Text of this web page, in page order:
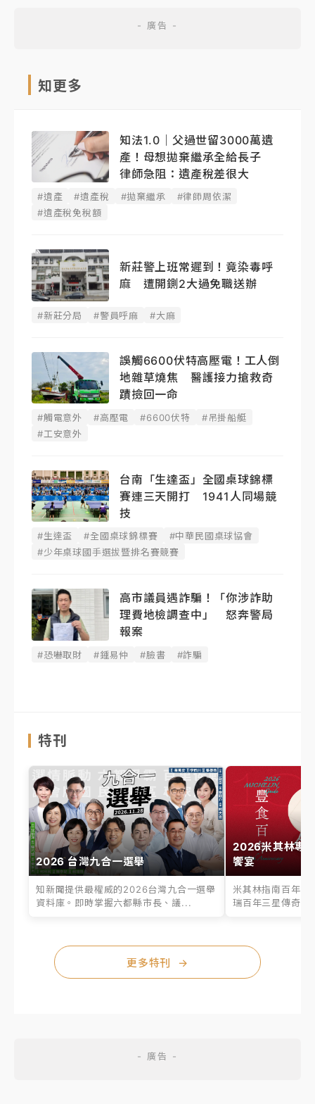
知更多
知法1.0｜父過世留3000萬遺
產！母想拋棄繼承全給長子
律師急阻：遺產稅差很大
#遺產 #遺產稅 #拋棄繼承
#律師周依潔
#遺產稅免稅額
新莊警上班常遲到！竟染毒呼
麻 遭開鍘2大過免職送辦
#新莊分局 #警員呼麻 #大麻
誤觸6600伏特高壓電！工人倒
地雜草燒焦 醫護接力搶救奇
蹟撿回一命
#觸電意外 #高壓電 #6600伏特
#吊掛船艇
#工安意外
台南「生達盃」全國桌球錦標
賽連三天開打 1941人同場競
技
#生達盃 #全國桌球錦標賽
#中華民國桌球協會
#少年桌球國手選拔暨排名賽競賽
高市議員遇詐騙！「你涉詐助
理費地檢調查中」 怒奔警局
報案
#恐嚇取財 #鍾易仲 #臉書 #詐騙
特刊
2026 台灣九合一選舉
知新聞提供最權威的2026台灣九合一選舉
資料庫。即時掌握六都縣市長、議...
2026米其林專
饗宴
米其林指南百年之
瑞百年三星傳奇、
更多特刊 →